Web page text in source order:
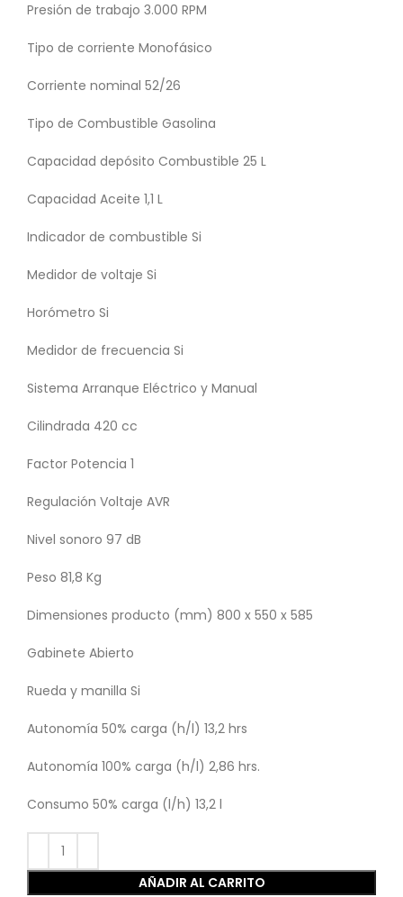
Presión de trabajo 3.000 RPM
Tipo de corriente Monofásico
Corriente nominal 52/26
Tipo de Combustible Gasolina
Capacidad depósito Combustible 25 L
Capacidad Aceite 1,1 L
Indicador de combustible Si
Medidor de voltaje Si
Horómetro Si
Medidor de frecuencia Si
Sistema Arranque Eléctrico y Manual
Cilindrada 420 cc
Factor Potencia 1
Regulación Voltaje AVR
Nivel sonoro 97 dB
Peso 81,8 Kg
Dimensiones producto (mm) 800 x 550 x 585
Gabinete Abierto
Rueda y manilla Si
Autonomía 50% carga (h/l) 13,2 hrs
Autonomía 100% carga (h/l) 2,86 hrs.
Consumo 50% carga (l/h) 13,2 l
AÑADIR AL CARRITO